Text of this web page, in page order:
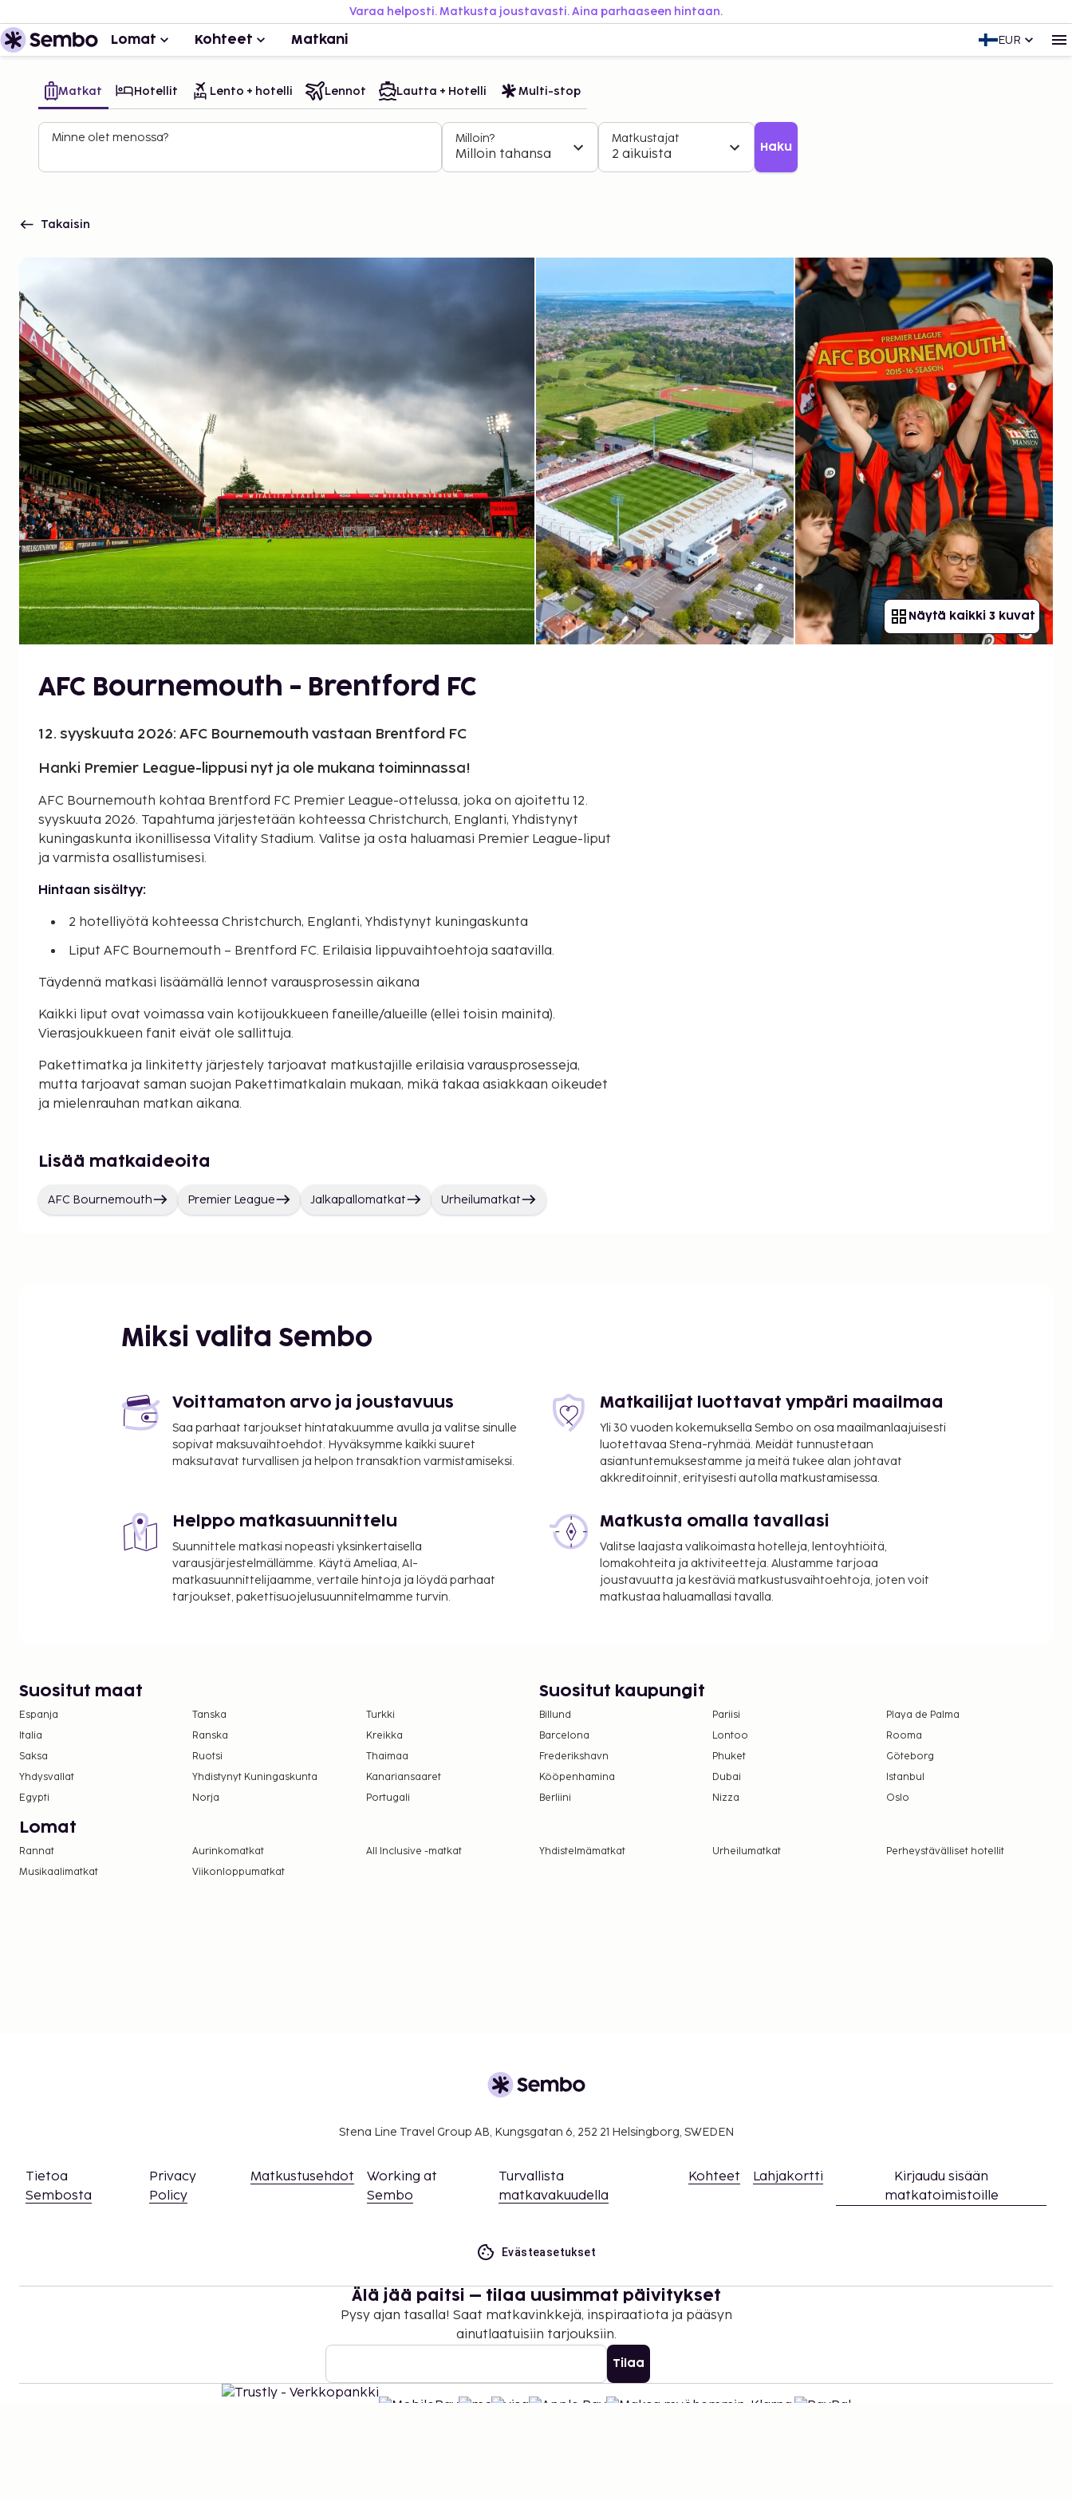
Varaa helposti. Matkusta joustavasti. Aina parhaaseen hintaan.
Lomat Kohteet Matkani EUR
Matkat Hotellit Lento + hotelli Lennot Lautta + Hotelli Multi-stop
Minne olet menossa? Milloin?
Milloin tahansa
Matkustajat
2 aikuista Haku
Takaisin
Näytä kaikki 3 kuvat
AFC Bournemouth - Brentford FC
12. syyskuuta 2026: AFC Bournemouth vastaan Brentford FC
Hanki Premier League-lippusi nyt ja ole mukana toiminnassa!
AFC Bournemouth kohtaa Brentford FC Premier League-ottelussa, joka on ajoitettu 12.
syyskuuta 2026. Tapahtuma järjestetään kohteessa Christchurch, Englanti, Yhdistynyt
kuningaskunta ikonillisessa Vitality Stadium. Valitse ja osta haluamasi Premier League-liput
ja varmista osallistumisesi.
Hintaan sisältyy:
2 hotelliyötä kohteessa Christchurch, Englanti, Yhdistynyt kuningaskunta
Liput AFC Bournemouth – Brentford FC. Erilaisia lippuvaihtoehtoja saatavilla.
Täydennä matkasi lisäämällä lennot varausprosessin aikana
Kaikki liput ovat voimassa vain kotijoukkueen faneille/alueille (ellei toisin mainita).
Vierasjoukkueen fanit eivät ole sallittuja.
Pakettimatka ja linkitetty järjestely tarjoavat matkustajille erilaisia varausprosesseja,
mutta tarjoavat saman suojan Pakettimatkalain mukaan, mikä takaa asiakkaan oikeudet
ja mielenrauhan matkan aikana.
Lisää matkaideoita
AFC Bournemouth Premier League Jalkapallomatkat Urheilumatkat
Miksi valita Sembo
Voittamaton arvo ja joustavuus
Saa parhaat tarjoukset hintatakuumme avulla ja valitse sinulle
sopivat maksuvaihtoehdot. Hyväksymme kaikki suuret
maksutavat turvallisen ja helpon transaktion varmistamiseksi.
Matkailijat luottavat ympäri maailmaa
Yli 30 vuoden kokemuksella Sembo on osa maailmanlaajuisesti
luotettavaa Stena-ryhmää. Meidät tunnustetaan
asiantuntemuksestamme ja meitä tukee alan johtavat
akkreditoinnit, erityisesti autolla matkustamisessa.
Helppo matkasuunnittelu
Suunnittele matkasi nopeasti yksinkertaisella
varausjärjestelmällämme. Käytä Ameliaa, AI-
matkasuunnittelijaamme, vertaile hintoja ja löydä parhaat
tarjoukset, pakettisuojelusuunnitelmamme turvin.
Matkusta omalla tavallasi
Valitse laajasta valikoimasta hotelleja, lentoyhtiöitä,
lomakohteita ja aktiviteetteja. Alustamme tarjoaa
joustavuutta ja kestäviä matkustusvaihtoehtoja, joten voit
matkustaa haluamallasi tavalla.
Suositut maat
Espanja Tanska
Turkki
Italia
Ranska
Kreikka
Saksa
Ruotsi
Thaimaa
Yhdysvallat
Yhdistynyt Kuningaskunta
Kanariansaaret
Egypti
Norja Portugali
Suositut kaupungit
Billund Pariisi
Playa de Palma
Barcelona
Lontoo
Rooma
Frederikshavn
Phuket
Göteborg
Kööpenhamina
Dubai
Istanbul
Berliini
Nizza Oslo
Lomat
Rannat Aurinkomatkat All Inclusive -matkat Yhdistelmämatkat Urheilumatkat
Perheystävälliset hotellit
Musikaalimatkat
Viikonloppumatkat
Stena Line Travel Group AB, Kungsgatan 6, 252 21 Helsingborg, SWEDEN
Tietoa
Sembosta
Privacy
Policy
Matkustusehdot
Working at
Sembo
Turvallista
matkavakuudella
Kohteet Lahjakortti
Kirjaudu sisään
matkatoimistoille
Evästeasetukset
Älä jää paitsi – tilaa uusimmat päivitykset
Pysy ajan tasalla! Saat matkavinkkejä, inspiraatiota ja pääsyn
ainutlaatuisiin tarjouksiin.
Tilaa